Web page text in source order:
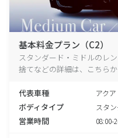
基本料金プラン（C2）
スタンダード・ミドルのレ
捨てなどの詳細は、こちら
代表車種 アク
ボディタイプ スタ
営業時間 08:00-